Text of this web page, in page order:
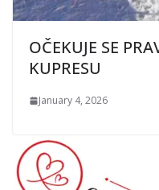
OČEKUJE SE
KUPRESU
January 4, 2026